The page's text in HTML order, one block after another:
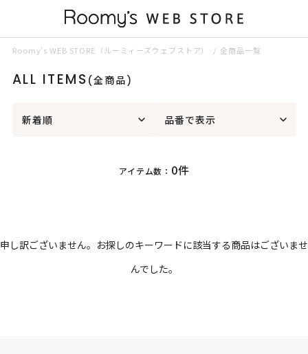
Roomy’s WEB STORE（ルーミィーズウェブストア） 全商品一覧
ALL ITEMS (全商品)
新着順 品番で表示
アイテム数： 0件
申し訳ございません。お探しのキーワードに該当する商品はございませ
んでした。